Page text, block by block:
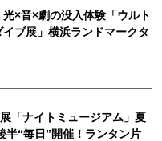
×音×劇の没入体験「ウルト
ブ展」横浜ランドマークタ
「ナイトミュージアム」夏
半“毎日”開催！ランタン片